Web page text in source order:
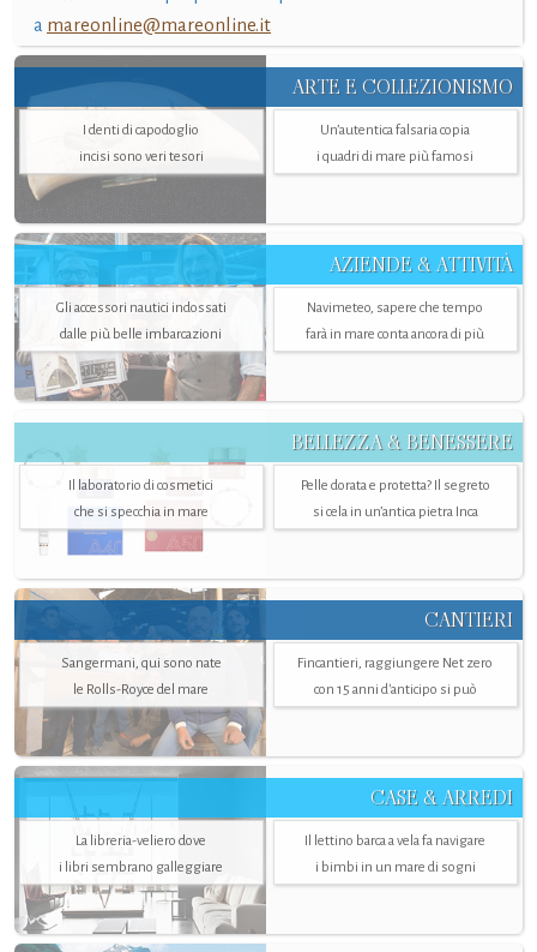
a mareonline@mareonline.it
ARTE E COLLEZIONISMO
I denti di capodoglio
incisi sono veri tesori
Un’autentica falsaria copia
i quadri di mare più famosi
AZIENDE & ATTIVITÀ
Gli accessori nautici indossati
dalle più belle imbarcazioni
Navimeteo, sapere che tempo
farà in mare conta ancora di più
BELLEZZA & BENESSERE
Il laboratorio di cosmetici
che si specchia in mare
Pelle dorata e protetta? Il segreto
si cela in un’antica pietra Inca
CANTIERI
Sangermani, qui sono nate
le Rolls-Royce del mare
Fincantieri, raggiungere Net zero
con 15 anni d'anticipo si può
CASE & ARREDI
La libreria-veliero dove
i libri sembrano galleggiare
Il lettino barca a vela fa navigare
i bimbi in un mare di sogni